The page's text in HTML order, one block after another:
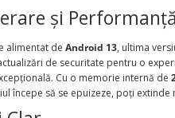
și Performanță
alimentat de Android 13, ultima
de securitate pentru o
Cu o memorie internă de
începe să se epuizeze, poți extinde